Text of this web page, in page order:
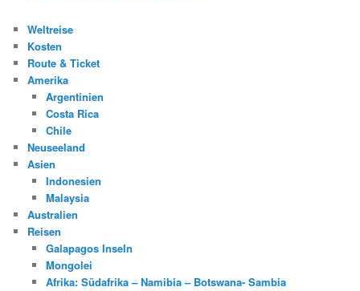
Weltreise
Kosten
Route & Ticket
Amerika
Argentinien
Costa Rica
Chile
Neuseeland
Asien
Indonesien
Malaysia
Australien
Reisen
Galapagos Inseln
Mongolei
Afrika: Südafrika – Namibia – Botswana- Sambia